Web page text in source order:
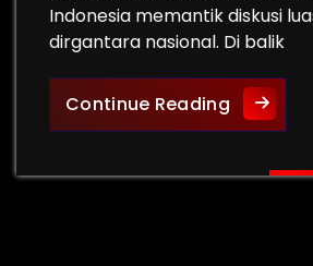
Indonesia memantik diskusi
dirgantara nasional. Di balik
Continue ReadingHegseth